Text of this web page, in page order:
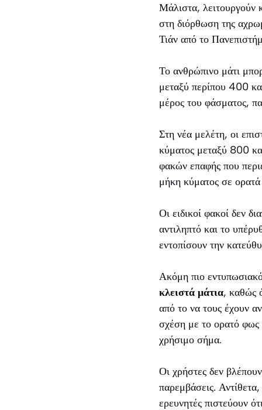
Μάλιστα, λειτουργούν
στη διόρθωση της
Τιάν από το
Το ανθρώπινο μάτι
μεταξύ περίπου 400
μέρος του φάσματος,
Στη νέα μελέτη, οι
κύματος μεταξύ 800
φακών επαφής που
μήκη κύματος σε
Οι ειδικοί φακοί δεν
αντιληπτό και το
εντοπίσουν την
Ακόμη πιο
κλειστά μάτια, καθώς
από το να τους έχουν
σχέση με το ορατό φως
χρήσιμο σήμα.
Οι χρήστες δεν
παρεμβάσεις.
ερευνητές πιστεύουν